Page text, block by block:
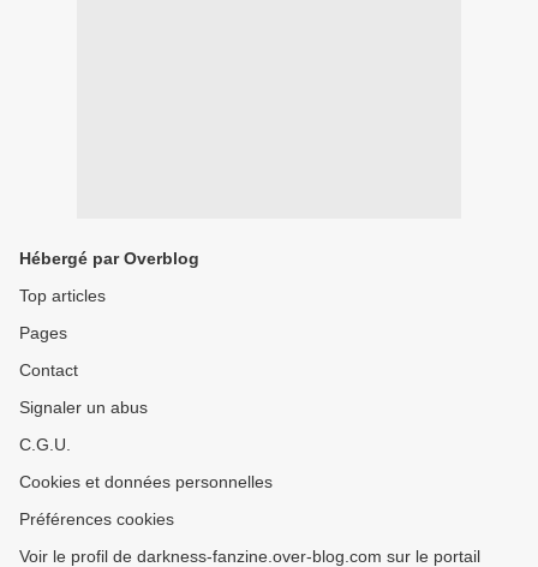
Hébergé par Overblog
Top articles
Pages
Contact
Signaler un abus
C.G.U.
Cookies et données personnelles
Préférences cookies
Voir le profil de darkness-fanzine.over-blog.com sur le portail